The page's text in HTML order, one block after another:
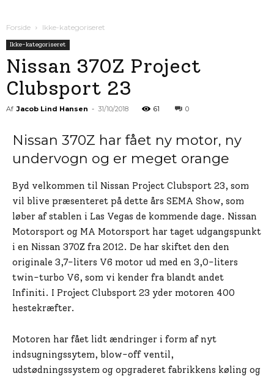
Forside Ikke-kategoriseret
Ikke-kategoriseret
Nissan 370Z Project
Clubsport 23
Af Jacob Lind Hansen - 31/10/2018 61 0
Nissan 370Z har fået ny motor, ny
undervogn og er meget orange
Byd velkommen til Nissan Project Clubsport 23, som
vil blive præsenteret på dette års SEMA Show, som
løber af stablen i Las Vegas de kommende dage. Nissan
Motorsport og MA Motorsport har taget udgangspunkt
i en Nissan 370Z fra 2012. De har skiftet den den
originale 3,7-liters V6 motor ud med en 3,0-liters
twin-turbo V6, som vi kender fra blandt andet
Infiniti. I Project Clubsport 23 yder motoren 400
hestekræfter.
Motoren har fået lidt ændringer i form af nyt
indsugningssytem, blow-off ventil,
udstødningssystem og opgraderet fabrikkens køling og